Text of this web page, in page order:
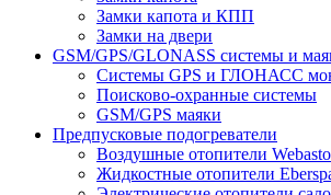
Замки капота и КПП
Замки на двери
GSM/GPS/GLONASS системы и
Системы GPS и ГЛОНАСС
Поисково-охранные системы
GSM/GPS маяки
Предпусковые подогреватели
Воздушные отопители Webasto
Жидкостные отопители